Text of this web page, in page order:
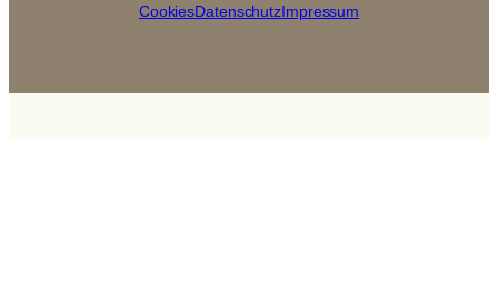
CookiesDatenschutzImpressum